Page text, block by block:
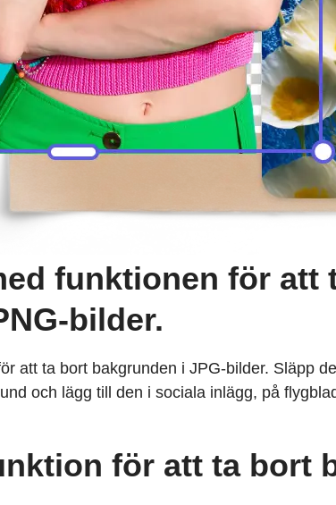
funktionen för
bilder.
att ta bort bakgrunden i JPG-bilder. Släpp
och lägg till den i sociala inlägg, på
för att ta bort